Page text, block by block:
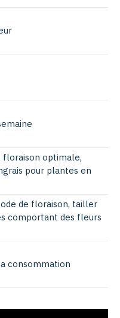
floraison optimale,
pour plantes en
de floraison, tailler
comportant des fleurs
consommation